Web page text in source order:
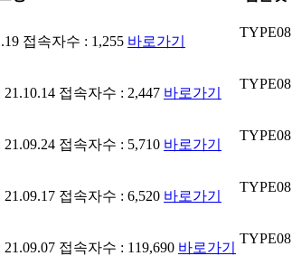
접속자수 : 1,255 바로가기
TYPE08
접속자수 : 2,447 바로가기
TYPE08
접속자수 : 5,710 바로가기
TYPE08
접속자수 : 6,520 바로가기
TYPE08
접속자수 : 119,690 바로가기
TYPE08